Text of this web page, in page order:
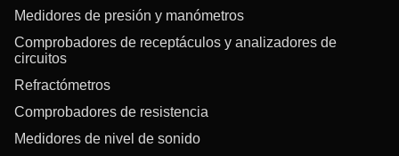
Medidores de presión y manómetros
Comprobadores de receptáculos y analizadores de
circuitos
Refractómetros
Comprobadores de resistencia
Medidores de nivel de sonido